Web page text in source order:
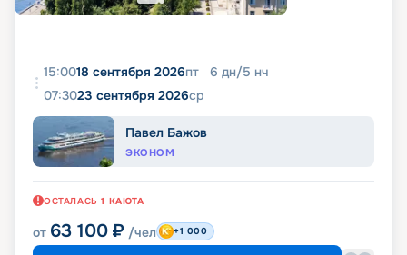
15:0018 сентября 2026пт 6 дн/5 нч
07:3023 сентября 2026ср
Павел Бажов
ЭКОНОМ
ОСТАЛАСЬ 1 КАЮТА
от 63 100 ₽ /чел +1 000